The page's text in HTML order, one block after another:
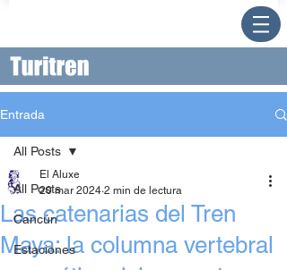
Entrada
All Posts
Cancún
Estaciones
All Posts
Las catenarias del Tren
Maya: la columna vertebral
El Aluxe
20 mar 2024 2 min de lectura